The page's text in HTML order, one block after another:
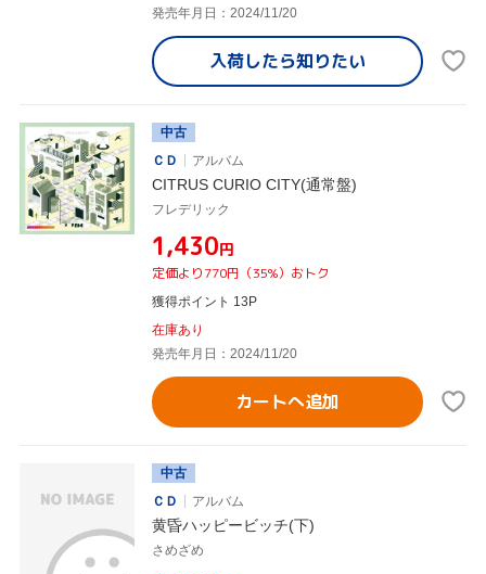
発売年月日：2024/11/20
入荷したら知りたい
中古
ＣＤ
アルバム
CITRUS CURIO CITY(通常盤)
フレデリック
¥1,430円
定価より770円（35%）おトク
獲得ポイント 13P
在庫あり
発売年月日：2024/11/20
カートへ追加
中古
ＣＤ
アルバム
黄昏ハッピービッチ(下)
さめざめ